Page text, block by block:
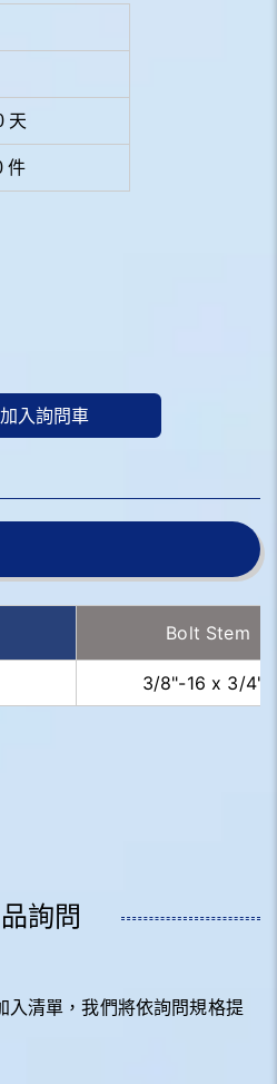
天
件
加入詢問車
Bolt Stem
3/8"-16 x 3/4"L
詢問
入清單，我們將依詢問規格提